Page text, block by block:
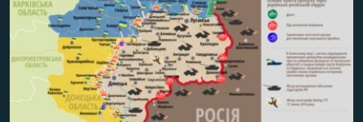
КРИМ РЕАЛІЇ
УКР
КТАТ